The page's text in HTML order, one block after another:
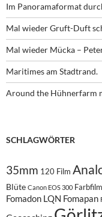
Im Panoramaformat
Mal wieder Gruft-Duft
Mal wieder Mücka –
Maritimes am Stadtrand.
Around the Hühnerfarm
SCHLAGWÖRTER
35mm 120 Film
Blüte Canon EOS 300 Farbfilm
Fomadon LQN Fomapan